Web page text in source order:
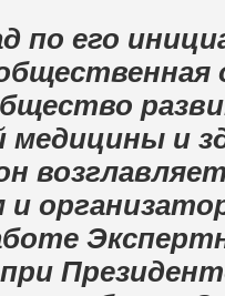
по его
медицины и
и